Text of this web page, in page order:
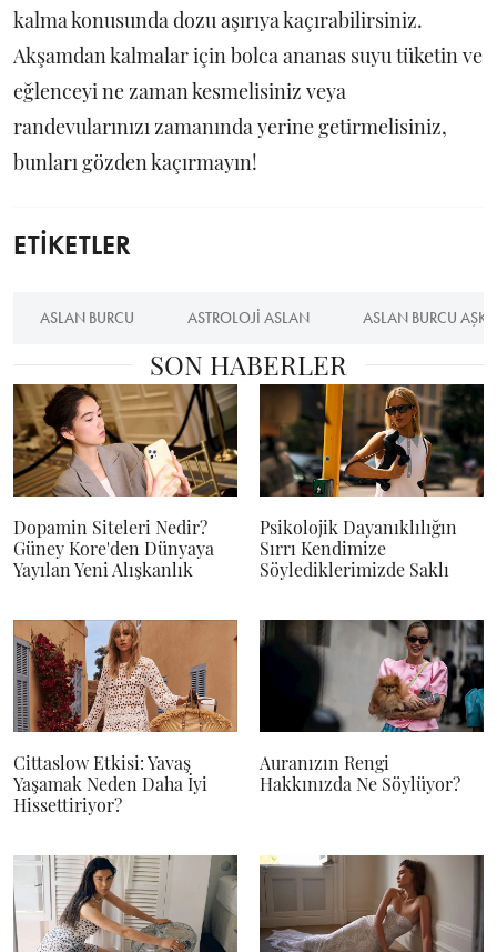
kalma konusunda dozu aşırıya kaçırabilirsiniz.
Akşamdan kalmalar için bolca ananas suyu tüketin ve
eğlenceyi ne zaman kesmelisiniz veya
randevularınızı zamanında yerine getirmelisiniz,
bunları gözden kaçırmayın!
ETİKETLER
ASLAN BURCU ASTROLOJI ASLAN ASLAN BURCU AŞK
SON HABERLER
Dopamin Siteleri Nedir?
Güney Kore'den Dünyaya
Yayılan Yeni Alışkanlık
Psikolojik Dayanıklılığın
Sırrı Kendimize
Söylediklerimizde Saklı
Cittaslow Etkisi: Yavaş
Yaşamak Neden Daha İyi
Hissettiriyor?
Auranızın Rengi
Hakkınızda Ne Söylüyor?